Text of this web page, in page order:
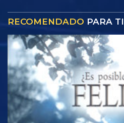
RECOMENDADO PARA TI